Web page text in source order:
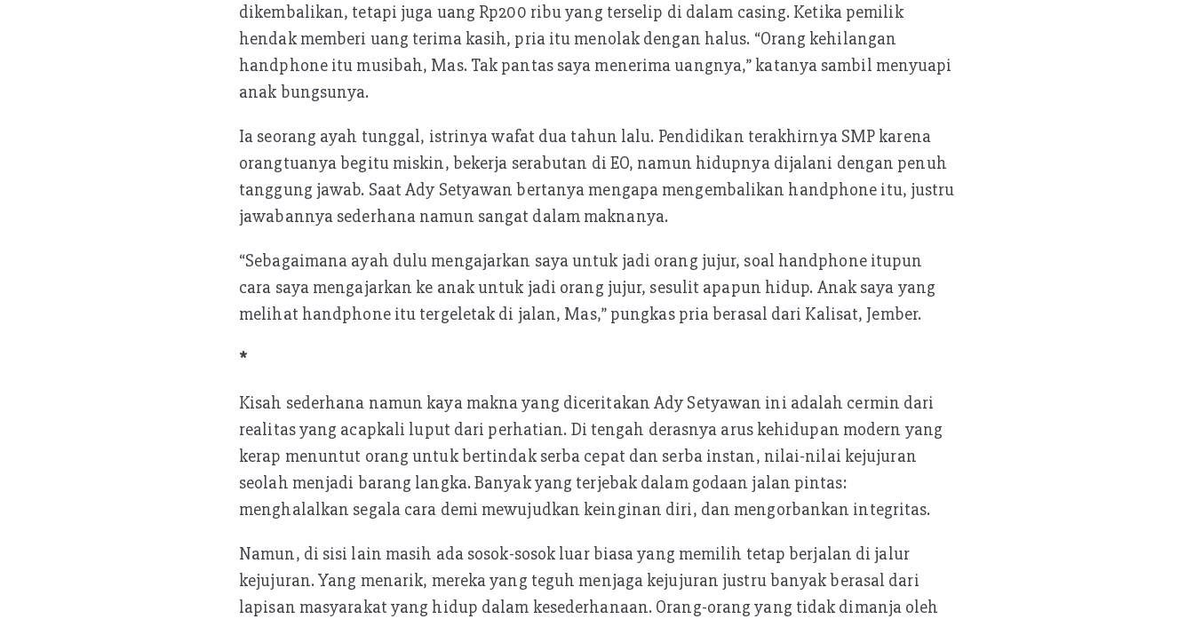
dikembalikan, tetapi juga uang Rp200 ribu yang terselip di dalam casing. Ketika pemilik
hendak memberi uang terima kasih, pria itu menolak dengan halus. “Orang kehilangan
handphone itu musibah, Mas. Tak pantas saya menerima uangnya,” katanya sambil menyuapi
anak bungsunya.
Ia seorang ayah tunggal, istrinya wafat dua tahun lalu. Pendidikan terakhirnya SMP karena
orangtuanya begitu miskin, bekerja serabutan di EO, namun hidupnya dijalani dengan penuh
tanggung jawab. Saat Ady Setyawan bertanya mengapa mengembalikan handphone itu, justru
jawabannya sederhana namun sangat dalam maknanya.
“Sebagaimana ayah dulu mengajarkan saya untuk jadi orang jujur, soal handphone itupun
cara saya mengajarkan ke anak untuk jadi orang jujur, sesulit apapun hidup. Anak saya yang
melihat handphone itu tergeletak di jalan, Mas,” pungkas pria berasal dari Kalisat, Jember.
*
Kisah sederhana namun kaya makna yang diceritakan Ady Setyawan ini adalah cermin dari
realitas yang acapkali luput dari perhatian. Di tengah derasnya arus kehidupan modern yang
kerap menuntut orang untuk bertindak serba cepat dan serba instan, nilai-nilai kejujuran
seolah menjadi barang langka. Banyak yang terjebak dalam godaan jalan pintas:
menghalalkan segala cara demi mewujudkan keinginan diri, dan mengorbankan integritas.
Namun, di sisi lain masih ada sosok-sosok luar biasa yang memilih tetap berjalan di jalur
kejujuran. Yang menarik, mereka yang teguh menjaga kejujuran justru banyak berasal dari
lapisan masyarakat yang hidup dalam kesederhanaan. Orang-orang yang tidak dimanja oleh